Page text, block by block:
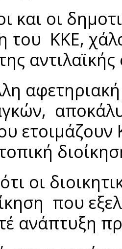
και οι
του ΚΚΕ,
αντιλαϊκής
ετοιμάζουν
οι
που
ανάπτυξη